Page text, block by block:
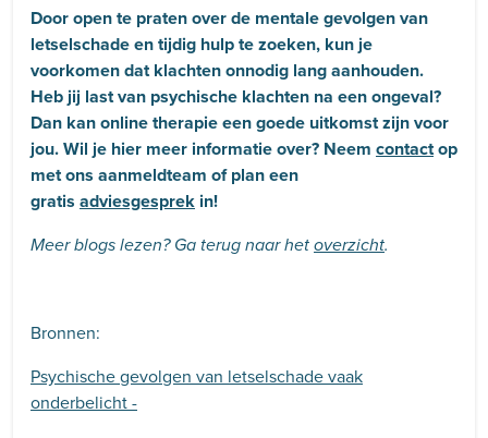
Door open te praten over de mentale gevolgen van
letselschade en tijdig hulp te zoeken, kun je
voorkomen dat klachten onnodig lang aanhouden.
Heb jij last van psychische klachten na een ongeval?
Dan kan online therapie een goede uitkomst zijn voor
jou. Wil je hier meer informatie over? Neem contactop
met ons aanmeldteam of plan een
gratis adviesgesprek in!
Meer blogs lezen? Ga terug naar het overzicht.
Bronnen:
Psychische gevolgen van letselschade vaak
onderbelicht -